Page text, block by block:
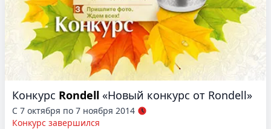
Конкурс Rondell «Новый конкурс от Rondell»
С 7 октября по 7 ноября 2014
Конкурс завершился